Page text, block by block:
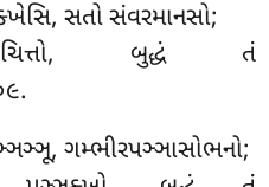
સતો સંવરમાનસો;
બુદ્ધં તં
ગમ્ભીરપઞ્ઞાસોભનો;